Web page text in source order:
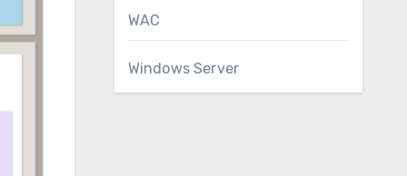
WAC
Windows Server